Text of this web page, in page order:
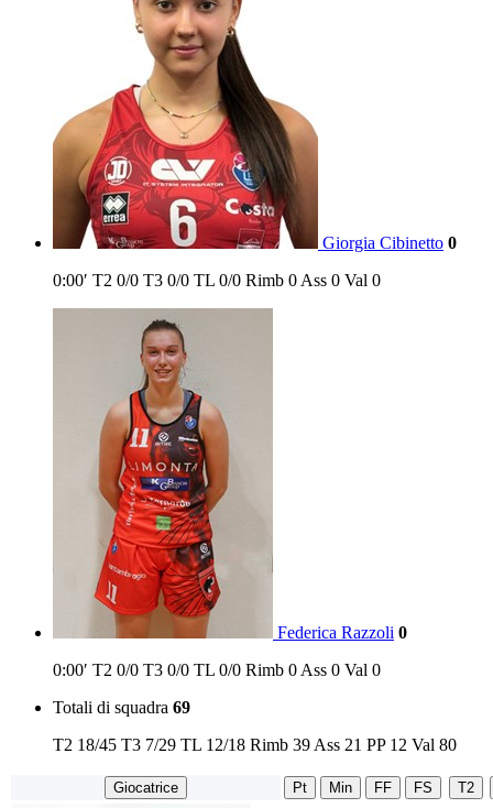
Giorgia Cibinetto 0
0:00′ T2 0/0 T3 0/0 TL 0/0 Rimb 0 Ass 0 Val 0
Federica Razzoli 0
0:00′ T2 0/0 T3 0/0 TL 0/0 Rimb 0 Ass 0 Val 0
Totali di squadra 69
T2 18/45 T3 7/29 TL 12/18 Rimb 39 Ass 21 PP 12 Val 80
Giocatrice Pt Min FF FS T2